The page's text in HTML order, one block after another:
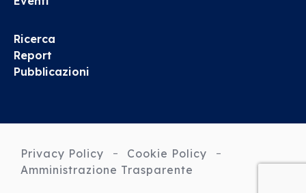
Ricerca
Report
Pubblicazioni
Privacy Policy
Cookie Policy
Amministrazione Trasparente